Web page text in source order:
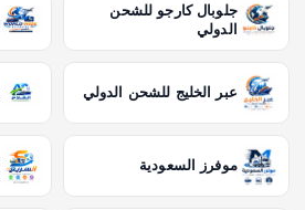
جلوبال كارجو للشحن
الدولي
عبر الخليج للشحن الدولي
موفرز السعودية